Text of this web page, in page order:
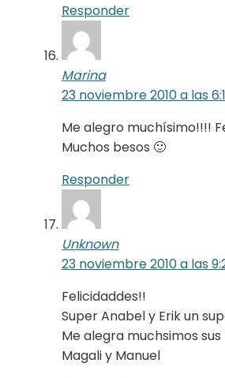
Responder
Marina
23 noviembre 2010 a las
Me alegro muchísimo!!!!
Muchos besos 🙂
Responder
Unknown
23 noviembre 2010 a las
Felicidaddes!!
Super Anabel y Erik un
Me alegra muchsimos sus
Magali y Manuel